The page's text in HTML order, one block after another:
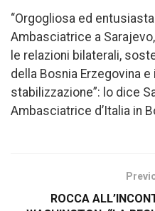
“Orgogliosa ed
Ambasciatrice a
le relazioni bilaterali,
della Bosnia Erzegovina
stabilizzazione”: lo dice
Ambasciatrice d’Italia in
ROCCA